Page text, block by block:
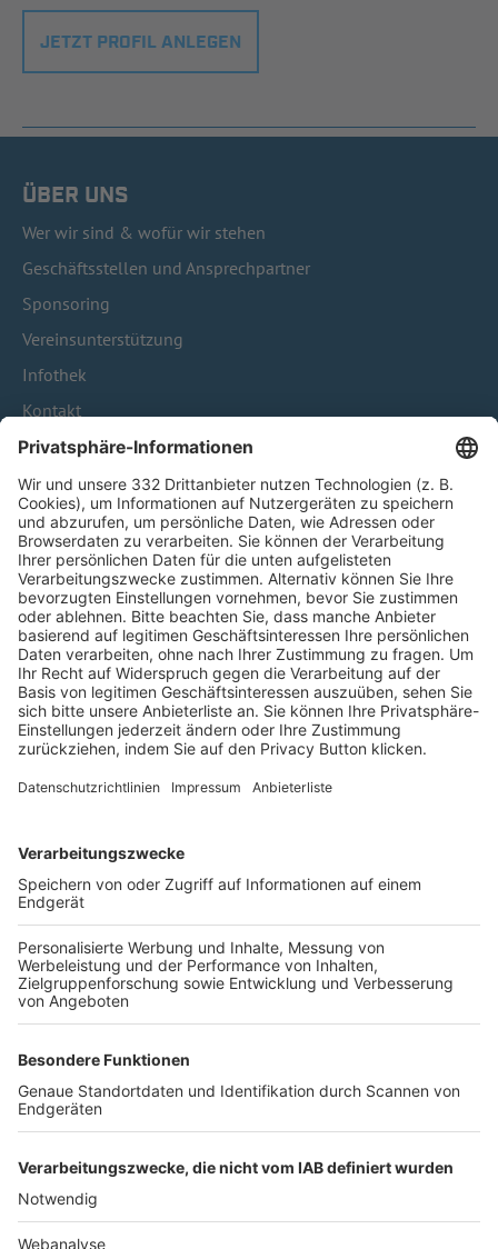
JETZT PROFIL ANLEGEN
ÜBER UNS
Wer wir sind & wofür wir stehen
Geschäftsstellen und Ansprechpartner
Sponsoring
Vereinsunterstützung
Infothek
Kontakt
HÄUFIG BESUCHTE SEITEN
Pässe und Vereinswechsel
Trainerausbildung
Schulungsangebot Vereinsmitarbeiter
BFV-Geschäftsstellen
Trainerbörse
Login SpielPlus
FOLGE DEM BFV
TOP-VEREINE
TOP-PARTNER